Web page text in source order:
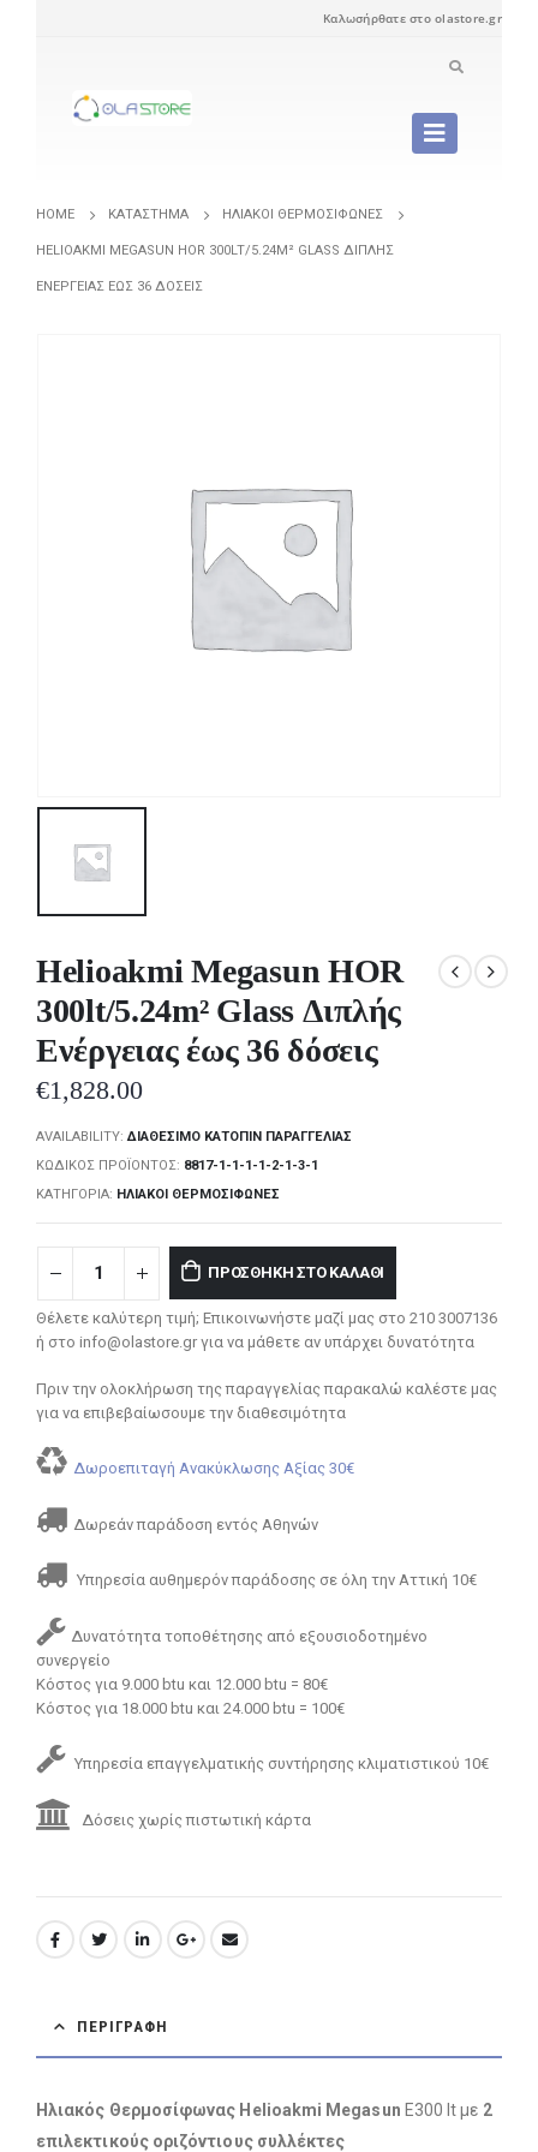
Καλωσήρθατε στο olastore.gr
HOME ΚΑΤΆΣΤΗΜΑ ΗΛΙΑΚΟΊ ΘΕΡΜΟΣΊΦΩΝΕΣ
HELIOAKMI MEGASUN HOR 300LT/5.24M² GLASS ΔΙΠΛΉΣ
ΕΝΈΡΓΕΙΑΣ ΈΩΣ 36 ΔΌΣΕΙΣ
Helioakmi Megasun HOR
300lt/5.24m² Glass Διπλής
Ενέργειας έως 36 δόσεις
€1,828.00
AVAILABILITY:ΔΙΑΘΈΣΙΜΟ ΚΑΤΌΠΙΝ ΠΑΡΑΓΓΕΛΊΑΣ
ΚΩΔΙΚΌΣ ΠΡΟΪΌΝΤΟΣ: 8817-1-1-1-1-2-1-3-1
ΚΑΤΗΓΟΡΊΑ: ΗΛΙΑΚΟΊ ΘΕΡΜΟΣΊΦΩΝΕΣ
ΠΡΟΣΘΉΚΗ ΣΤΟ ΚΑΛΆΘΙ
Θέλετε καλύτερη τιμή; Επικοινωνήστε μαζί μας στο 210 3007136
ή στο info@olastore.gr για να μάθετε αν υπάρχει δυνατότητα
Πριν την ολοκλήρωση της παραγγελίας παρακαλώ καλέστε μας
για να επιβεβαίωσουμε την διαθεσιμότητα
Δωροεπιταγή Ανακύκλωσης Αξίας 30€
Δωρεάν παράδοση εντός Αθηνών
Υπηρεσία αυθημερόν παράδοσης σε όλη την Αττική 10€
Δυνατότητα τοποθέτησης από εξουσιοδοτημένο
συνεργείο
Κόστος για 9.000 btu και 12.000 btu = 80€
Κόστος για 18.000 btu και 24.000 btu = 100€
Υπηρεσία επαγγελματικής συντήρησης κλιματιστικού 10€
Δόσεις χωρίς πιστωτική κάρτα
ΠΕΡΙΓΡΑΦΉ
Ηλιακός Θερμοσίφωνας Helioakmi Megasun E300 lt με 2
επιλεκτικούς οριζόντιους συλλέκτες